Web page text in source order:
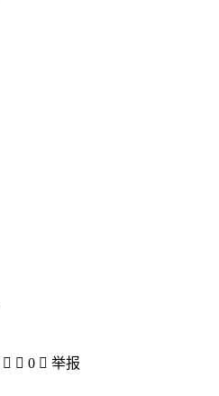
  0  举报